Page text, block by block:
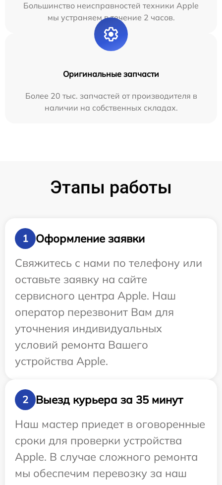
Большинство неисправностей техники Apple
мы устраняем в течение 2 часов.
Оригинальные запчасти
Более 20 тыс. запчастей от производителя в
наличии на собственных складах.
Этапы работы
1
Оформление заявки
Свяжитесь с нами по телефону или
оставьте заявку на сайте
сервисного центра Apple. Наш
оператор перезвонит Вам для
уточнения индивидуальных
условий ремонта Вашего
устройства Apple.
2
Выезд курьера за 35 минут
Наш мастер приедет в оговоренные
сроки для проверки устройства
Apple. В случае сложного ремонта
мы обеспечим перевозку за наш